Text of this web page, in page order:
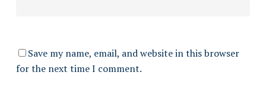
Save my name, email, and website in this browser
for the next time I comment.